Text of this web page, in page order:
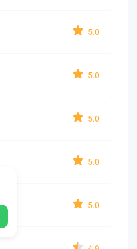
5.0
5.0
5.0
5.0
5.0